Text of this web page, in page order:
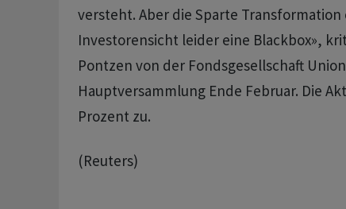
versteht. Aber die Sparte
Investorensicht ‌leider eine Blackbox»,
Pontzen von der Fondsgesellschaft
Hauptversammlung Ende Februar. Die
Prozent zu.
(Reuters)